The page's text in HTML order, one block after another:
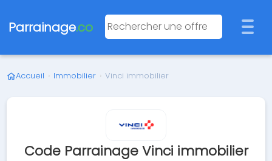
Parrainage.co
Accueil › Immobilier › Vinci immobilier
Code Parrainage Vinci immobilier